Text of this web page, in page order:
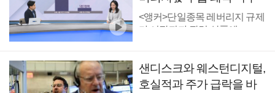
리 [마켓딥다이브]
<앵커>단일종목 레버리지 규제
가 시작되자 관련 상품에...
샌디스크와 웨스턴디지털,
호실적과 주가 급락을 바